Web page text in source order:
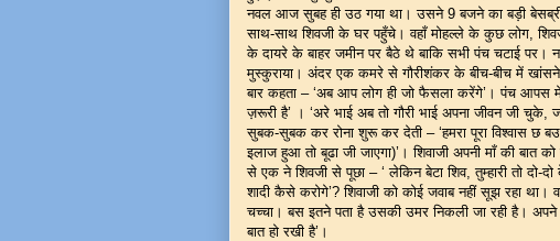
नवल आज सुबह ही उठ गया था। उसने 9 बजने का बड़ी
साथ-साथ शिवजी के घर पहुँचे। वहाँ मोहल्ले के कुछ लोग,
के दायरे के बाहर जमीन पर बैठे थे बाकि सभी पंच चटाई
मुस्कुराया। अंदर एक कमरे से गौरीशंकर के बीच-बीच में
बार कहता – ‘अब आप लोग ही जो फैसला करेंगे’। पंच आपस में
ज़रूरी है’ । ‘अरे भाई अब तो गौरी भाई अपना जीवन जी
सुबक-सुबक कर रोना शुरू कर देती – ‘हमरा पूरा विश्वास छ
इलाज हुआ तो बूढा जी जाएगा)’। शिवाजी अपनी माँ की बात
से एक ने शिवजी से पूछा – ‘ लेकिन बेटा शिव, तुम्हारी तो दो-
शादी कैसे करोगे’? शिवाजी को कोई जवाब नहीं सूझ रहा
चच्चा। बस इतने पता है उसकी उमर निकली जा रही है।
बात हो रखी है’।